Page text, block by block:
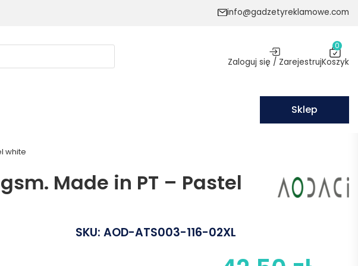
info@gadzetyreklamowe.com
Zaloguj się / Zarejestruj
0
Koszyk
Sklep
white
Made in PT – Pastel
SKU:AOD-ATS003-116-02XL